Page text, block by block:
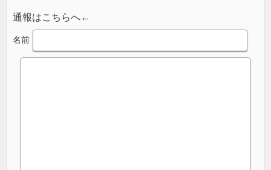
通報はこちらへ←
名前